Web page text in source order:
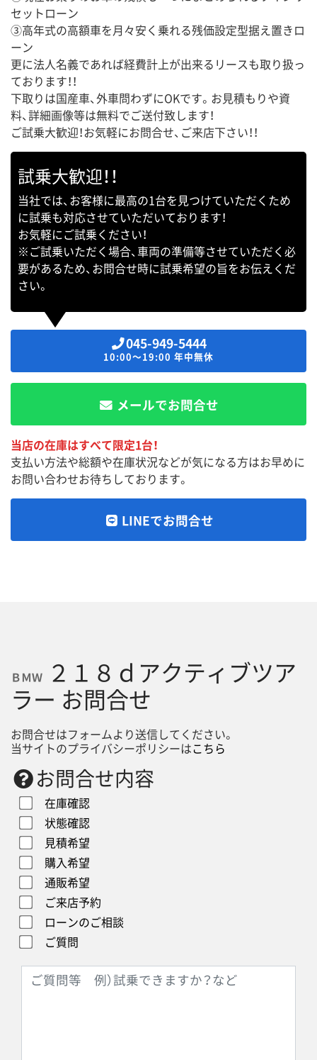
セットローン
③高年式の高額車を月々安く乗れる残価設定型据え置きロ
ーン
更に法人名義であれば経費計上が出来るリースも取り扱っ
ております！！
下取りは国産車、外車問わずにOKです。お見積もりや資
料、詳細画像等は無料でご送付致します！
ご試乗大歓迎！お気軽にお問合せ、ご来店下さい！！
試乗大歓迎！！
当社では、お客様に最高の1台を見つけていただくため
に試乗も対応させていただいております！
お気軽にご試乗ください！
※ご試乗いただく場合、車両の準備等させていただく必
要があるため、お問合せ時に試乗希望の旨をお伝えくだ
さい。
045-949-5444
10:00～19:00 年中無休
メールでお問合せ
当店の在庫はすべて限定1台！
支払い方法や総額や在庫状況などが気になる方はお早めに
お問い合わせお待ちしております。
LINEでお問合せ
ＢＭＷ
２１８ｄアクティブツア
ラー お問合せ
お問合せはフォームより送信してください。
当サイトのプライバシーポリシーはこちら
お問合せ内容
在庫確認
状態確認
見積希望
購入希望
通販希望
ご来店予約
ローンのご相談
ご質問